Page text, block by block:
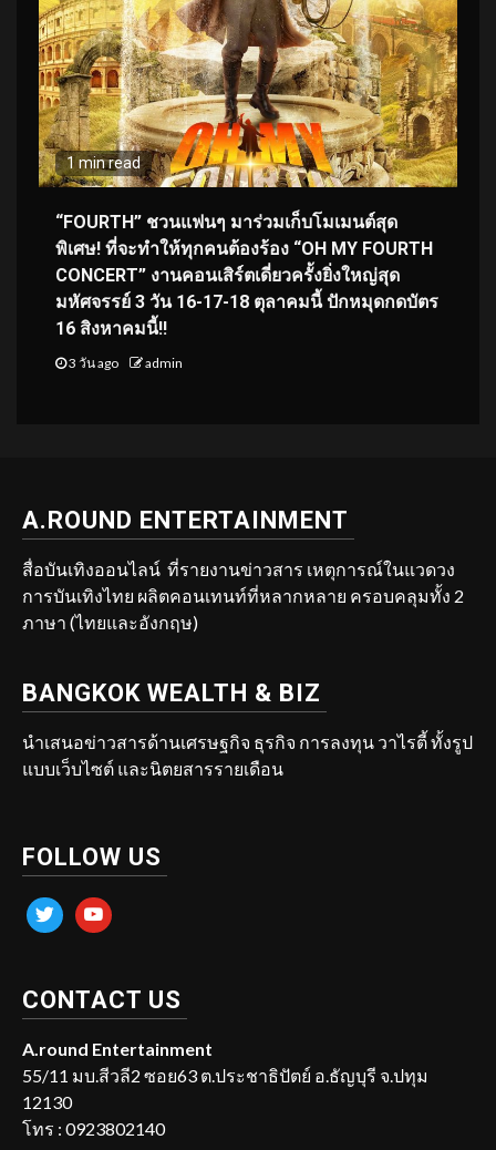
1 min read
“FOURTH” ชวนแฟนๆ มาร่วมเก็บโมเมนต์สุด
พิเศษ! ที่จะทำให้ทุกคนต้องร้อง “OH MY FOURTH
CONCERT” งานคอนเสิร์ตเดี่ยวครั้งยิ่งใหญ่สุด
มหัศจรรย์ 3 วัน 16-17-18 ตุลาคมนี้ ปักหมุดกดบัตร
16 สิงหาคมนี้!!
3 วัน ago admin
A.ROUND ENTERTAINMENT
สื่อบันเทิงออนไลน์ ที่รายงานข่าวสาร เหตุการณ์ในแวดวง
การบันเทิงไทย ผลิตคอนเทนท์ที่หลากหลาย ครอบคลุมทั้ง 2
ภาษา (ไทยและอังกฤษ)
BANGKOK WEALTH & BIZ
นำเสนอข่าวสารด้านเศรษฐกิจ ธุรกิจ การลงทุน วาไรตี้ ทั้งรูป
แบบเว็บไซต์ และนิตยสารรายเดือน
FOLLOW US
twitter youtube
CONTACT US
A.round Entertainment
55/11 มบ.สีวลี2 ซอย63 ต.ประชาธิปัตย์ อ.ธัญบุรี จ.ปทุม
12130
โทร : 0923802140